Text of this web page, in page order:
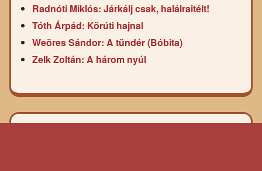
Radnóti Miklós: Járkálj csak, halálraitélt!
Tóth Árpád: Körúti hajnal
Weöres Sándor: A tündér (Bóbita)
Zelk Zoltán: A három nyúl